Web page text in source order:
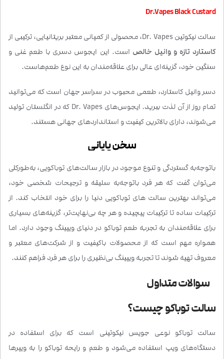
Dr.Vapes Black Custard
سالت نیکوتین Dr. Vapes، محصولی از کمپانی معتبر بریتانیایی، ترکیبی از
کاستارد تازه و وانیل خالص است. این ایجوس دسری با طعم غنی و
سنگین خود، گزینه‌ای عالی برای علاقه‌مندان به این نوع طعم‌هاست.
دسر وانیل کاستارد، طعمی محبوب در سراسر جهان است که می‌توانید
تمام روز از آن لذت ببرید. ایجوس‌های Dr. Vapes که در انگلستان تولید
می‌شوند، دارای بالاترین کیفیت و استانداردهای جهانی هستند.
سخن پایانی
باتوجه‌به گستردگی و تنوع موجود در بازار سالت‌های توباکویی، به‌طورکلی
می‌توان گفت که هر فرد باتوجه‌به سلیقه و ترجیحات شخصی خود،
می‌تواند بهترین سالت های توباکویی دنیا را برای خود انتخاب کند. از
ترکیبات ساده تا ترکیبات پیچیده و هر چه بی‌نهایت‌تر، گزینه‌های بسیاری
برای علاقه‌مندان به تجربه‌ طعم توباکو در دنیای ویپینگ وجود دارد. اما
همواره مهم است که از محصولات باکیفیت و از شرکت‌های معتبر و
معروف تهیه شوند تا تجربه ویپینگ بی‌نظیری را برای هر فرد فراهم کنند.
سوالات متداول
سالت توباکو چیست؟
سالت توباکو نوعی جویس نیکوتینی است که برای استفاده در
دستگاه‌های ویپ استفاده می‌شود و طعم و رایحه توباکو را به ویپرها